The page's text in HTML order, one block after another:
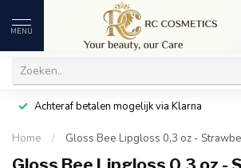
MENU
Achteraf betalen mogelijk via Klarna
Home / Gloss Bee Lipgloss 0,3 oz -